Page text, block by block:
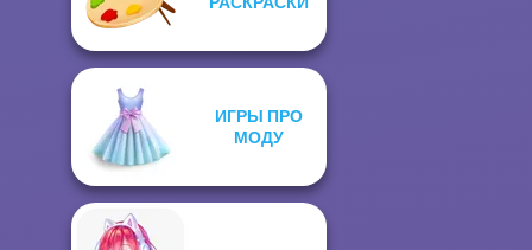
ИГРЫ ПРО
МОДУ